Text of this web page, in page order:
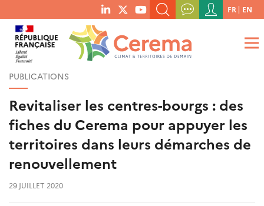
menu
social
links
RECHERCHER UN MOT-CLÉ, UNE PUBLICATION, ETC.
QUE RECHERCHEZ-VOUS ?
Menu
du
compte
de
FR EN
PUBLICATIONS
Revitaliser les centres-bourgs : des
fiches du Cerema pour appuyer les
territoires dans leurs démarches de
renouvellement
29 JUILLET 2020